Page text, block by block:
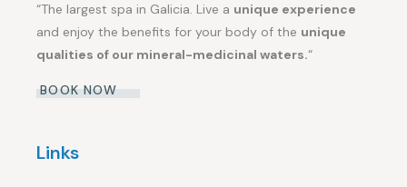
“The largest spa in Galicia. Live a unique experience
and enjoy the benefits for your body of the unique
qualities of our mineral-medicinal waters.“
BOOK NOW
Links